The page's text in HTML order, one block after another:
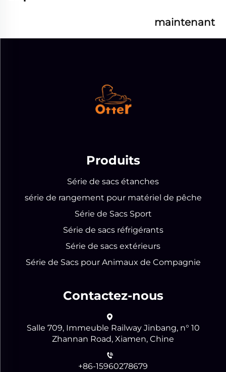
maintenant
Produits
Série de sacs étanches
série de rangement pour matériel de pêche
Série de Sacs Sport
Série de sacs réfrigérants
Série de sacs extérieurs
Série de Sacs pour Animaux de Compagnie
Contactez-nous
Salle 709, Immeuble Railway Jinbang, n° 10
Zhannan Road, Xiamen, Chine
+86-15960278679